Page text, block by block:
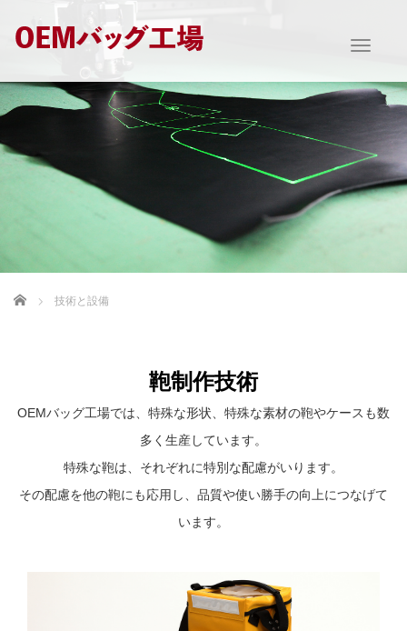
T
g
g
n
v
Home 技術と設備
鞄制作技術
OEMバッグ工場では、特殊な形状、特殊な素材の鞄やケースも数
多く生産しています。
特殊な鞄は、それぞれに特別な配慮がいります。
その配慮を他の鞄にも応用し、品質や使い勝手の向上につなげて
います。